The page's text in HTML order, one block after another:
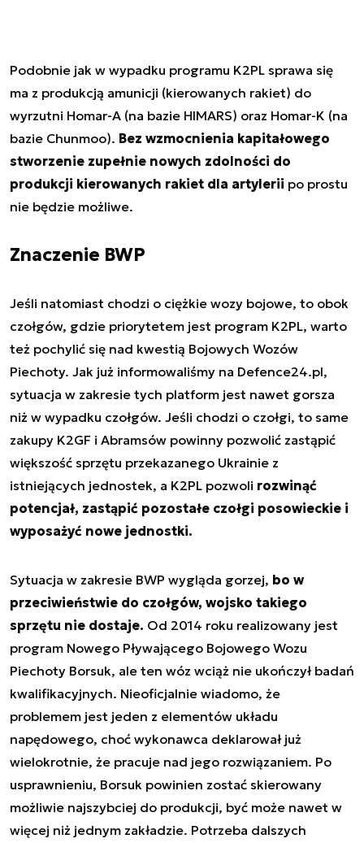
Podobnie jak w wypadku programu K2PL sprawa się
ma z produkcją amunicji (kierowanych rakiet) do
wyrzutni Homar-A (na bazie HIMARS) oraz Homar-K (na
bazie Chunmoo). Bez wzmocnienia kapitałowego
stworzenie zupełnie nowych zdolności do
produkcji kierowanych rakiet dla artylerii po prostu
nie będzie możliwe.
Znaczenie BWP
Jeśli natomiast chodzi o ciężkie wozy bojowe, to obok
czołgów, gdzie priorytetem jest program K2PL, warto
też pochylić się nad kwestią Bojowych Wozów
Piechoty. Jak już informowaliśmy na Defence24.pl,
sytuacja w zakresie tych platform jest nawet gorsza
niż w wypadku czołgów. Jeśli chodzi o czołgi, to same
zakupy K2GF i Abramsów powinny pozwolić zastąpić
większość sprzętu przekazanego Ukrainie z
istniejących jednostek, a K2PL pozwoli rozwinąć
potencjał, zastąpić pozostałe czołgi posowieckie i
wyposażyć nowe jednostki.
Sytuacja w zakresie BWP wygląda gorzej, bo w
przeciwieństwie do czołgów, wojsko takiego
sprzętu nie dostaje. Od 2014 roku realizowany jest
program Nowego Pływającego Bojowego Wozu
Piechoty Borsuk, ale ten wóz wciąż nie ukończył badań
kwalifikacyjnych. Nieoficjalnie wiadomo, że
problemem jest jeden z elementów układu
napędowego, choć wykonawca deklarował już
wielokrotnie, że pracuje nad jego rozwiązaniem. Po
usprawnieniu, Borsuk powinien zostać skierowany
możliwie najszybciej do produkcji, być może nawet w
więcej niż jednym zakładzie. Potrzeba dalszych